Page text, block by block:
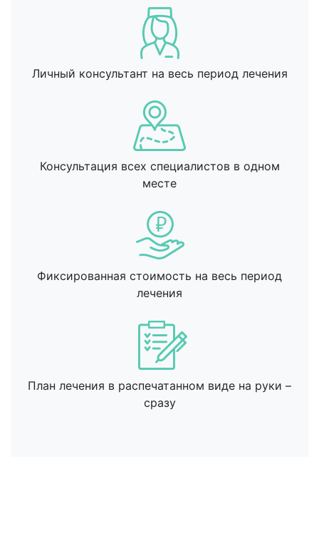
Личный консультант на весь период лечения
Консультация всех специалистов в одном
месте
Фиксированная стоимость на весь период
лечения
План лечения в распечатанном виде на руки –
сразу